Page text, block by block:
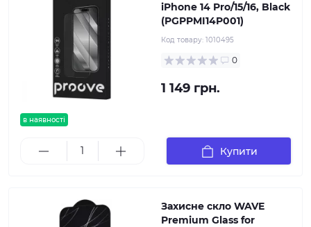
в наявності
iPhone 14 Pro/15/16, Black
(PGPPMI14P001)
Код товару: 1010495
0
1 149 грн.
Купити
Захисне скло WAVE
Premium Glass for